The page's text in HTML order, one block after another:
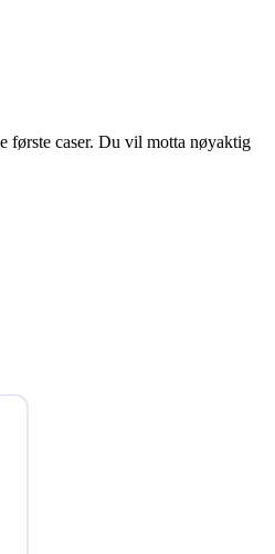
første caser. Du vil motta nøyaktig